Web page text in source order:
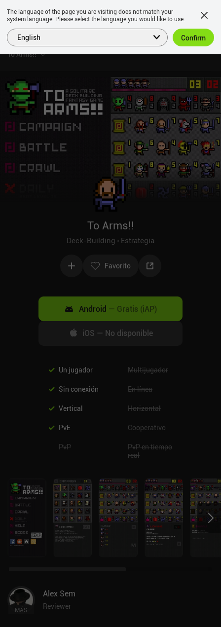
To Arms!!
To Arms!!
Deck-Building Estrategia
Favorito
Android — Gratis (iAP)
iOS — No disponible
Un jugador Multijugador
Sin conexión En línea
Vertical Horizontal
PvE Cooperativo
PvP
PvP en tiempo
real
MÁS
Alex Sem
Reviewer
The language of the page you are visiting does not match your
system language. Please select the language you would like to use.
English Confirm